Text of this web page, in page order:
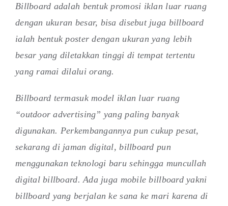
Billboard adalah bentuk promosi iklan luar ruang
dengan ukuran besar, bisa disebut juga billboard
ialah bentuk poster dengan ukuran yang lebih
besar yang diletakkan tinggi di tempat tertentu
yang ramai dilalui orang.
Billboard termasuk model iklan luar ruang
“outdoor advertising” yang paling banyak
digunakan. Perkembangannya pun cukup pesat,
sekarang di jaman digital, billboard pun
menggunakan teknologi baru sehingga muncullah
digital billboard. Ada juga mobile billboard yakni
billboard yang berjalan ke sana ke mari karena di